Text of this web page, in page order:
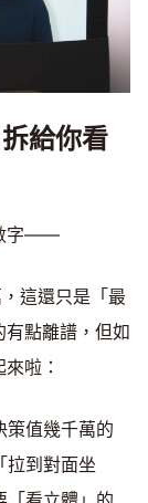
給你看
字——
這還只是「最
有點離譜，但如
啦：
策值幾千萬的
拉到對面坐